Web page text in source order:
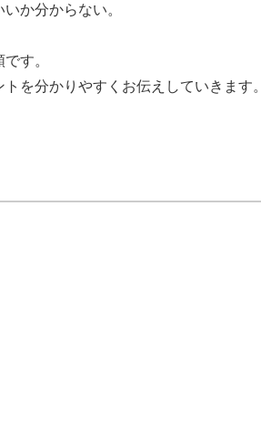
か分からない。
す。
を分かりやすくお伝えしていきます。